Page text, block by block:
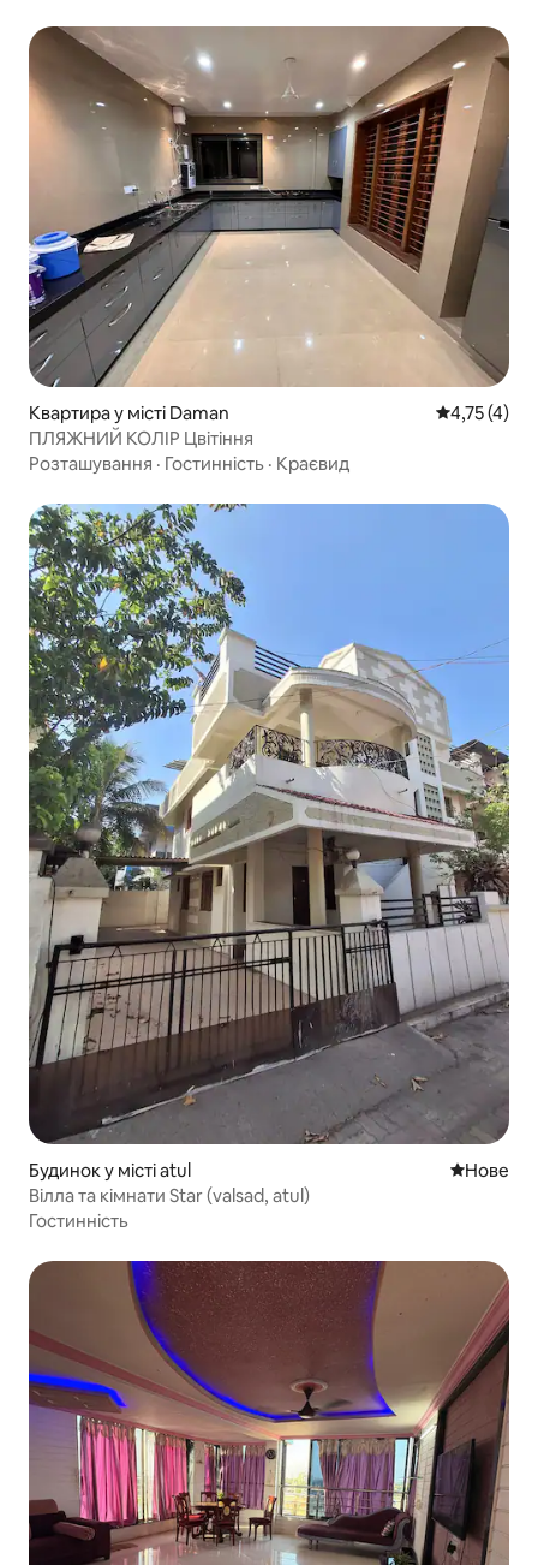
Квартира у місті Daman Середня
4,75 (4)
ПЛЯЖНИЙ КОЛІР Цвітіння
Розташування · Гостинність · Краєвид
Будинок у місті atul Нове
Нове
Вілла та кімнати Star (valsad, atul)
Гостинність